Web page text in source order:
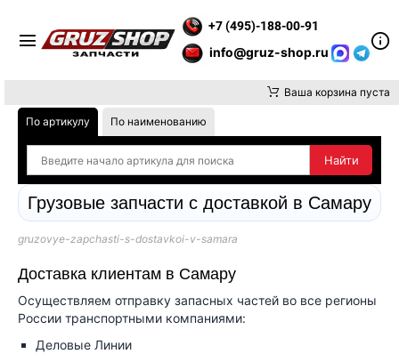
+7 (495)-188-00-91
info@gruz-shop.ru
Ваша корзина пуста
По артикулу По наименованию
Грузовые запчасти с доставкой в Самару
gruzovye-zapchasti-s-dostavkoi-v-samara
Доставка клиентам в Самару
Осуществляем отправку запасных частей во все регионы
России транспортными компаниями:
Деловые Линии